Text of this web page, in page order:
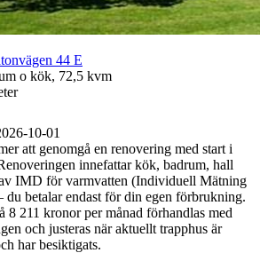
44 E
o kök, 72,5 kvm
10-01
att genomgå en renovering med start i
innefattar kök, badrum, hall
IMD för varmvatten (Individuell Mätning
du betalar endast för din egen förbrukning.
8 211 kronor per månad förhandlas med
och justeras när aktuellt trapphus är
har besiktigats.